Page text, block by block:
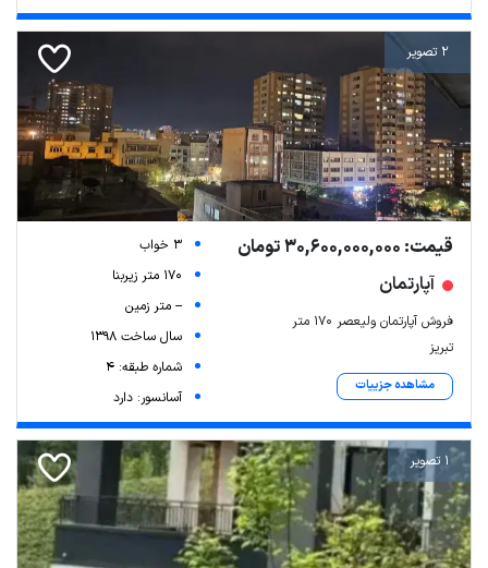
2 تصویر
قیمت: 30,600,000,000 تومان
آپارتمان
فروش آپارتمان ولیعصر ۱۷۰ متر
تبریز
مشاهده جزییات
3 خواب
170 متر زیربنا
-- متر زمین
سال ساخت 1398
شماره طبقه: 4
آسانسور: دارد
1 تصویر